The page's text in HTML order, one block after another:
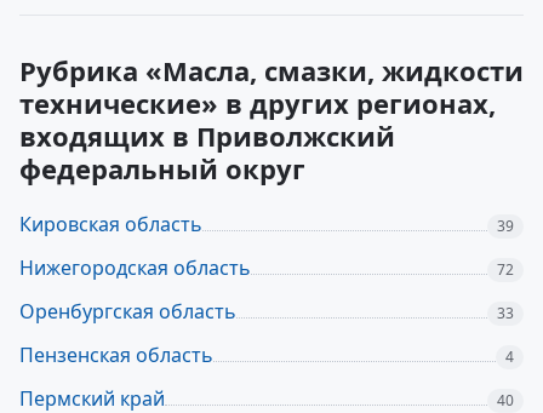
Рубрика «Масла, смазки, жидкости
технические» в других регионах,
входящих в Приволжский
федеральный округ
Кировская область 39
Нижегородская область 72
Оренбургская область 33
Пензенская область 4
Пермский край 40